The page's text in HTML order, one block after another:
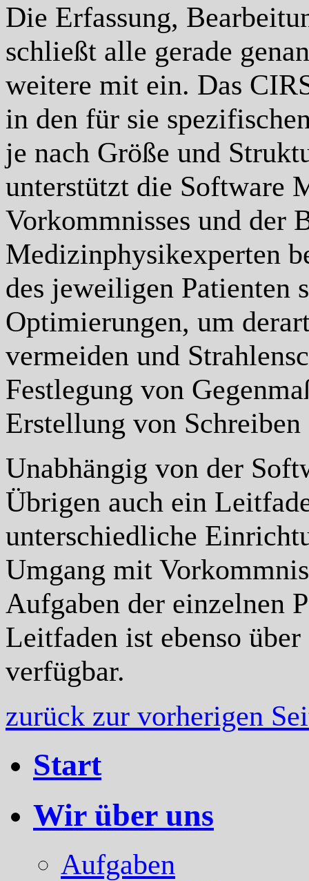
Die Erfassung,
schließt alle gerade
weitere mit ein. Das
in den für sie
je nach Größe und
unterstützt die Software
Vorkommnisses und der
Medizinphysikexperten
des jeweiligen Patienten
Optimierungen, um
vermeiden und
Festlegung von
Erstellung von
Unabhängig von der
Übrigen auch ein
unterschiedliche
Umgang mit
Aufgaben der einzelnen
Leitfaden ist ebenso
verfügbar.
zurück zur vorherigen
Start
Wir über uns
Aufgaben